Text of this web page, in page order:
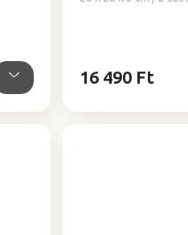
16 490 Ft